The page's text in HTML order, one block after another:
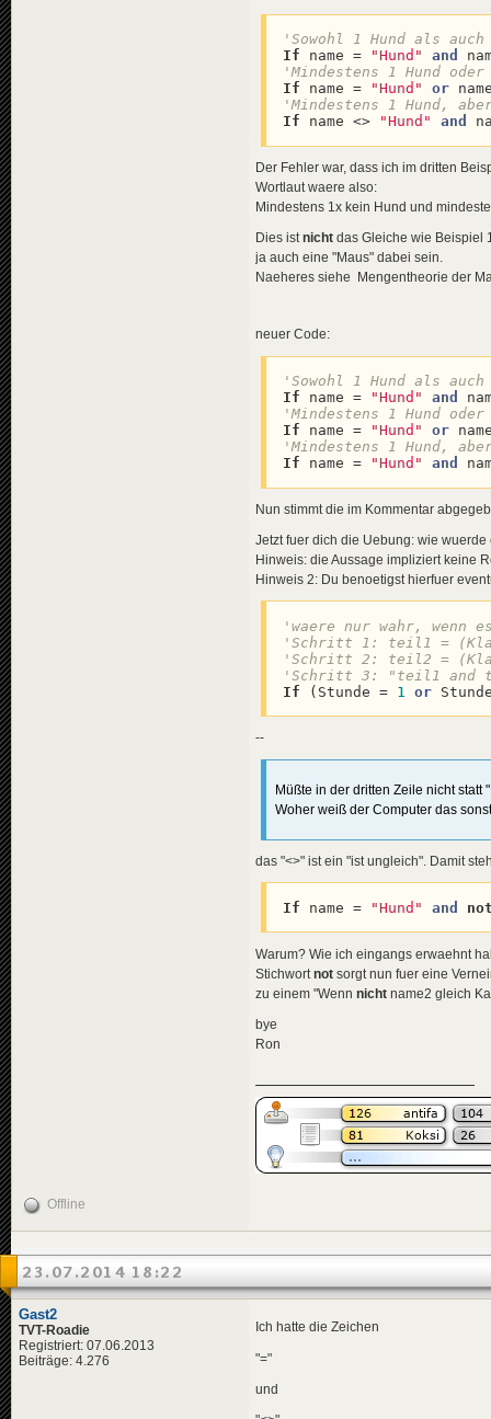
'Sowohl 1 Hund als auch
If name = "Hund" and
If name = "Hund" or
'Mindestens 1 Hund,
If name <> "Hund" and
Der Fehler war, dass ich im dritten
Wortlaut waere also:
Mindestens 1x kein Hund und
Dies istnicht das Gleiche wie Beispiel
ja auch eine "Maus" dabei sein.
Naeheres siehe Mengentheorie der
neuer Code:
'Sowohl 1 Hund als auch
If name = "Hund" and
If name = "Hund" or
'Mindestens 1 Hund,
If name = "Hund" and
Nun stimmt die im Kommentar
Jetzt fuer dich die Uebung: wie
Hinweis: die Aussage impliziert keine
Hinweis 2: Du benoetigst hierfuer
'waere nur wahr, wenn
'Schritt 1: teil1 =
'Schritt 2: teil2 =
'Schritt 3: "teil1 and
If (Stunde = 1 or
--
Müßte in der dritten Zeile nicht statt
Woher weiß der Computer das
das "<>" ist ein "ist ungleich". Damit
If name = "Hund" and
Warum? Wie ich eingangs erwaehnt
Stichwort not sorgt nun fuer eine
zu einem "Wenn nicht name2 gleich
bye
Ron
Offline
23.07.2014 18:22
Gast2
TVT-Roadie
Registriert: 07.06.2013
Beiträge: 4.276
Ich hatte die Zeichen
"="
und